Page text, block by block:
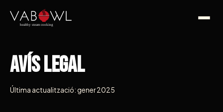
Avís Legal
Última actualització: gener 2025